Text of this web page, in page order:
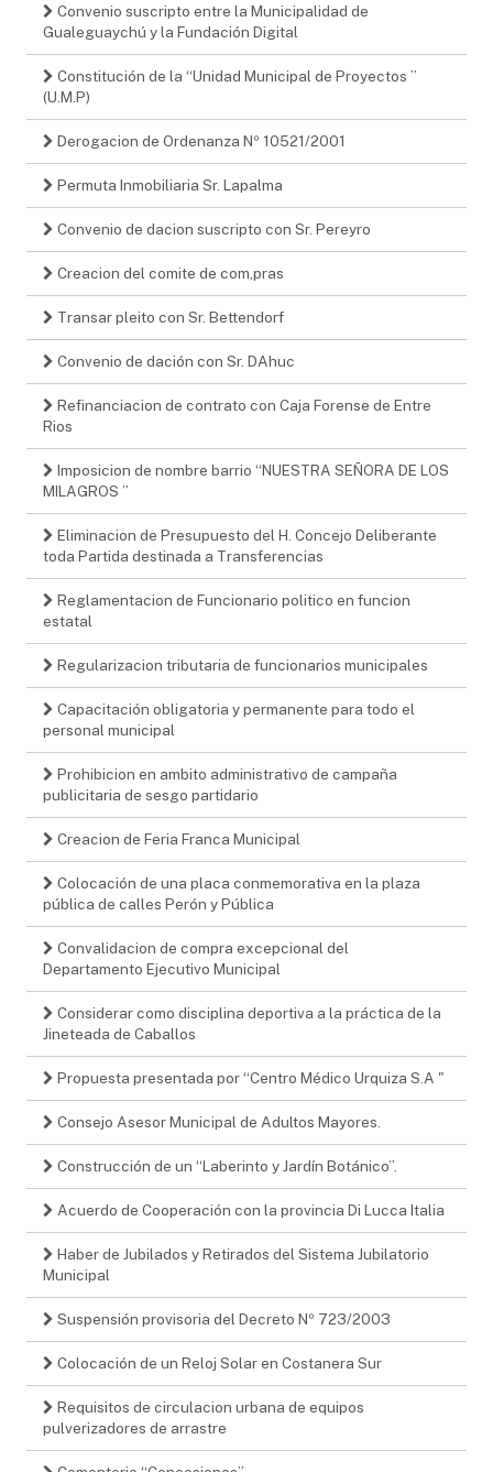
Convenio suscripto entre la Municipalidad de
Gualeguaychú y la Fundación Digital
Constitución de la “Unidad Municipal de Proyectos ”
(U.M.P)
Derogacion de Ordenanza Nº 10521/2001
Permuta Inmobiliaria Sr. Lapalma
Convenio de dacion suscripto con Sr. Pereyro
Creacion del comite de com,pras
Transar pleito con Sr. Bettendorf
Convenio de dación con Sr. DAhuc
Refinanciacion de contrato con Caja Forense de Entre
Rios
Imposicion de nombre barrio “NUESTRA SEÑORA DE LOS
MILAGROS ”
Eliminacion de Presupuesto del H. Concejo Deliberante
toda Partida destinada a Transferencias
Reglamentacion de Funcionario politico en funcion
estatal
Regularizacion tributaria de funcionarios municipales
Capacitación obligatoria y permanente para todo el
personal municipal
Prohibicion en ambito administrativo de campaña
publicitaria de sesgo partidario
Creacion de Feria Franca Municipal
Colocación de una placa conmemorativa en la plaza
pública de calles Perón y Pública
Convalidacion de compra excepcional del
Departamento Ejecutivo Municipal
Considerar como disciplina deportiva a la práctica de la
Jineteada de Caballos
Propuesta presentada por “Centro Médico Urquiza S.A "
Consejo Asesor Municipal de Adultos Mayores.
Construcción de un “Laberinto y Jardín Botánico”.
Acuerdo de Cooperación con la provincia Di Lucca Italia
Haber de Jubilados y Retirados del Sistema Jubilatorio
Municipal
Suspensión provisoria del Decreto Nº 723/2003
Colocación de un Reloj Solar en Costanera Sur
Requisitos de circulacion urbana de equipos
pulverizadores de arrastre